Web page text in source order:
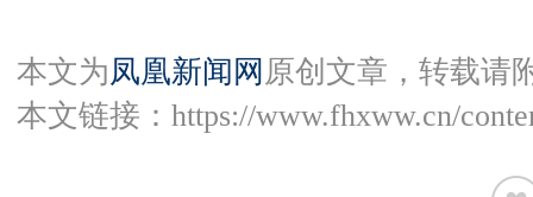
本文为凤凰新闻网 原创文章，转载请
本文链接： https://www.fhxww.cn/